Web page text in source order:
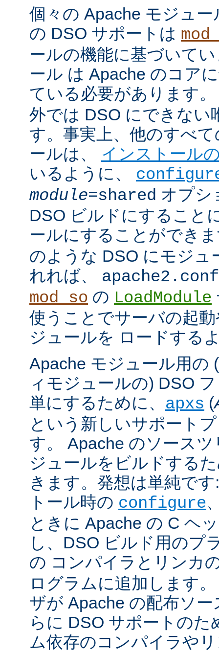
個々の Apache モジュ
の DSO サポートは
ールの機能に基づいて
ール は Apache のコア
ている必要があります
外では DSO にできない
す。事実上、他のすべ
ールは、 インストール
いるように、
module=shared オプシ
DSO ビルドにすること
ールにすることができ
のような DSO にモジュ
れれば、 apache2.conf
mod_so の LoadModule
使うことでサーバの起
ジュールを ロードする
Apache モジュール用の
ィモジュールの) DSO
単にするために、 apxs (
という新しいサポート
す。 Apache のソースツ
ジュールをビルドする
きます。発想は単純で
トール時の configure
ときに Apache の C ヘ
し、DSO ビルド用のプ
の コンパイラとリンカ
ログラムに追加します
ザが Apache の配布ソ
らに DSO サポートの
ム依存のコンパイラや